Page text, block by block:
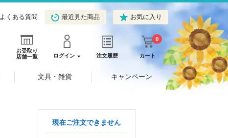
よくある質問 最近見た商品 お気に入り
お受取り
店舗一覧
ログイン 注文履歴 カート
0
文具・雑貨 キャンペーン
現在ご注文できません